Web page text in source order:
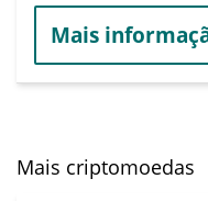
Mais
Mais criptomoedas